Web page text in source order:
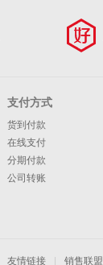
支付方式
货到付款
在线支付
分期付款
公司转账
友情链接 销售联盟